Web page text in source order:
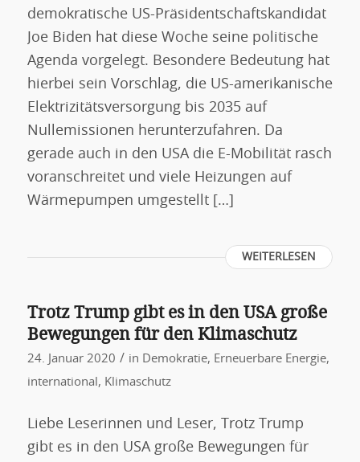
demokratische US-Präsidentschaftskandidat
Joe Biden hat diese Woche seine politische
Agenda vorgelegt. Besondere Bedeutung hat
hierbei sein Vorschlag, die US-amerikanische
Elektrizitätsversorgung bis 2035 auf
Nullemissionen herunterzufahren. Da
gerade auch in den USA die E-Mobilität rasch
voranschreitet und viele Heizungen auf
Wärmepumpen umgestellt […]
WEITERLESEN
Trotz Trump gibt es in den USA große
Bewegungen für den Klimaschutz
24. Januar 2020 / in Demokratie, Erneuerbare Energie,
international , Klimaschutz
Liebe Leserinnen und Leser, Trotz Trump
gibt es in den USA große Bewegungen für